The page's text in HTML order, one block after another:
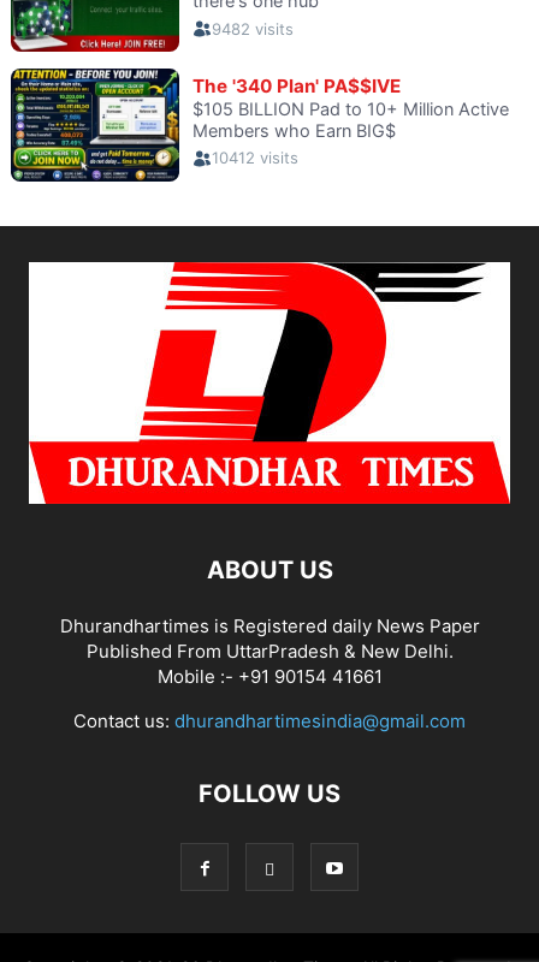
ABOUT US
Dhurandhartimes is Registered daily News Paper
Published From UttarPradesh & New Delhi.
Mobile :- +91 90154 41661
Contact us: dhurandhartimesindia@gmail.com
FOLLOW US